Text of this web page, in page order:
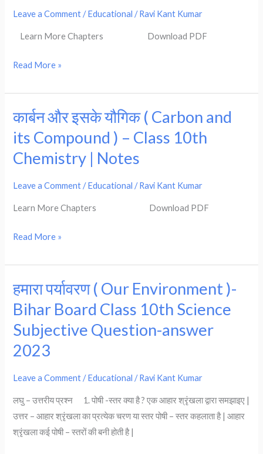
Leave a Comment /Educational /Ravi Kant Kumar
Learn More Chapters Download PDF
Periodic
in
Hindi
Read More »
कार्बन और इसके यौगिक ( Carbon and
its Compound ) – Class 10th
Chemistry | Notes
Leave a Comment /Educational /Ravi Kant Kumar
Learn More Chapters Download PDF
कार्बन
और
इसके
यौगिक
and
Compound
Class
10th
|
Notes
Read More »
हमारा पर्यावरण ( Our Environment )-
Bihar Board Class 10th Science
Subjective Question-answer
2023
Leave a Comment /Educational /Ravi Kant Kumar
लघु – उत्तरीय प्रश्न 1. पोषी -स्तर क्या है ? एक आहार श्रृंखला द्वारा समझाइए |
उत्तर – आहार श्रृंखला का प्रत्येक चरण या स्तर पोषी – स्तर कहलाता है | आहार
श्रृंखला कई पोषी – स्तरों की बनी होती है |
हमारा
पर्यावरण
(
Our
Environment
Bihar
Board
Class
10th